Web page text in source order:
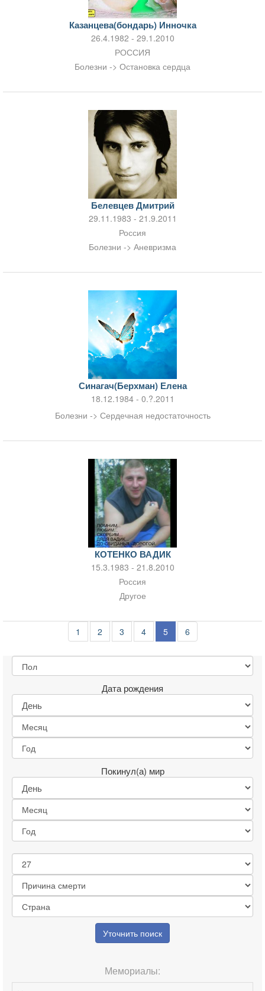
Казанцева(бондарь) Инночка
26.4.1982 - 29.1.2010
РОССИЯ
Болезни -> Остановка сердца
Белевцев Дмитрий
29.11.1983 - 21.9.2011
Россия
Болезни -> Аневризма
Синагач(Берхман) Елена
18.12.1984 - 0.?.2011
Болезни -> Сердечная недостаточность
КОТЕНКО ВАДИК
15.3.1983 - 21.8.2010
Россия
Другое
1 2 3 4 5 6
Дата рождения
Покинул(а) мир
Уточнить поиск
Мемориалы: